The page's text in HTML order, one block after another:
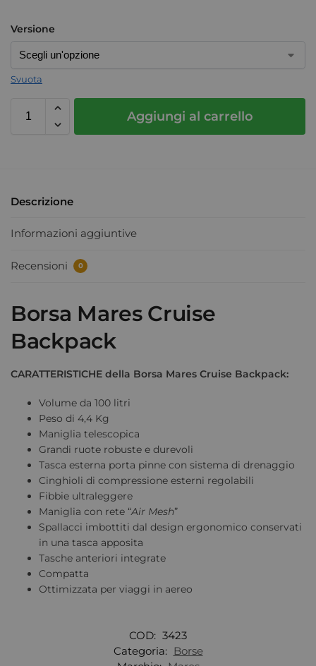
Versione
Svuota
Aggiungi al carrello
Descrizione
Informazioni aggiuntive
Recensioni 0
Borsa Mares Cruise
Backpack
CARATTERISTICHE della Borsa Mares Cruise Backpack:
Volume da 100 litri
Peso di 4,4 Kg
Maniglia telescopica
Grandi ruote robuste e durevoli
Tasca esterna porta pinne con sistema di drenaggio
Cinghioli di compressione esterni regolabili
Fibbie ultraleggere
Maniglia con rete “Air Mesh”
Spallacci imbottiti dal design ergonomico conservati
in una tasca apposita
Tasche anteriori integrate
Compatta
Ottimizzata per viaggi in aereo
COD: 3423
Categoria: Borse